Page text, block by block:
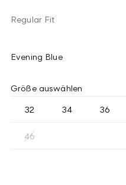
Regular Fit
Evening Blue
Größe auswählen
32 34 36
46